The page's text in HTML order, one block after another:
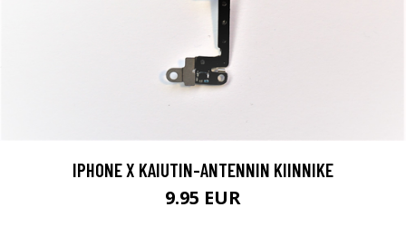
IPHONE X KAIUTIN-ANTENNIN KIINNIKE
9.95 EUR